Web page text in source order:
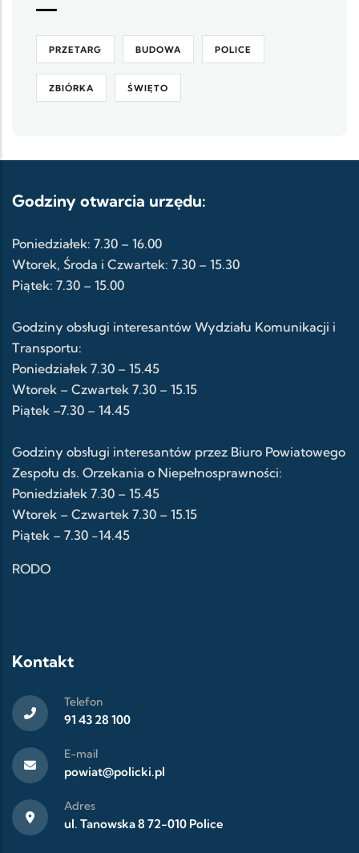
PRZETARG BUDOWA POLICE
ZBIÓRKA ŚWIĘTO
Godziny otwarcia urzędu:
Poniedziałek: 7.30 – 16.00
Wtorek, Środa i Czwartek: 7.30 – 15.30
Piątek: 7.30 – 15.00
Godziny obsługi interesantów Wydziału Komunikacji i
Transportu:
Poniedziałek 7.30 – 15.45
Wtorek – Czwartek 7.30 – 15.15
Piątek –7.30 – 14.45
Godziny obsługi interesantów przez Biuro Powiatowego
Zespołu ds. Orzekania o Niepełnosprawności:
Poniedziałek 7.30 – 15.45
Wtorek – Czwartek 7.30 – 15.15
Piątek – 7.30 -14.45
RODO
Kontakt
Telefon
91 43 28 100
E-mail
powiat@policki.pl
Adres
ul. Tanowska 8 72-010 Police